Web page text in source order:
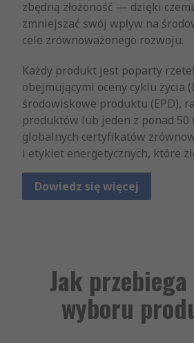
zbędną złożoność — dzięki
zmniejszać swój wpływ na
cele zrównoważonego rozwoju.
Każdy produkt jest poparty
obejmującymi oceny cyklu życia
środowiskowe produktu (EPD),
produktów lub jeden z ponad 50
globalnych certyfikatów
i etykiet energetycznych, które
Dowiedz się więcej
Jak
wyboru